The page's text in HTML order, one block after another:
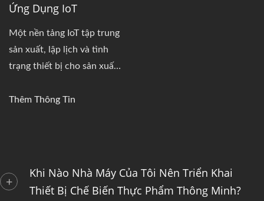
Ứng Dụng IoT
Một nền tảng IoT tập trung
sản xuất, lập lịch và tình
trạng thiết bị cho sản xuất
thực.
Thêm Thông Tin
Khi Nào Nhà Máy Của Tôi Nên Triển Khai
Thiết Bị Chế Biến Thực Phẩm Thông Minh?